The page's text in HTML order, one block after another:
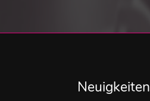
Neuigkeiten